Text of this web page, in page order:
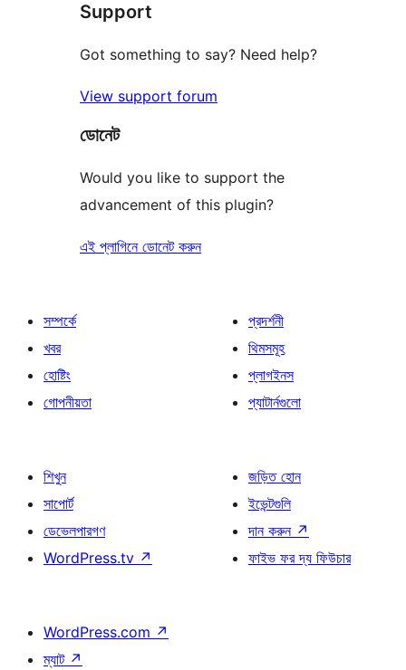
রিভিউ
Support
Got something to say? Need help?
View support forum
ডোনেট
Would you like to support the
advancement of this plugin?
এই প্লাগিনে ডোনেট করুন
সম্পর্কে
খবর
হোষ্টিং
গোপনীয়তা
প্রদর্শনী
থিমসমূহ
প্লাগইনস
প্যাটার্নগুলো
শিখুন
সাপোর্ট
ডেভেলপারগণ
WordPress.tv ↗
জড়িত হোন
ইভেন্টগুলি
দান করুন ↗
ফাইভ ফর দ্য ফিউচার
WordPress.com ↗
ম্যাট ↗